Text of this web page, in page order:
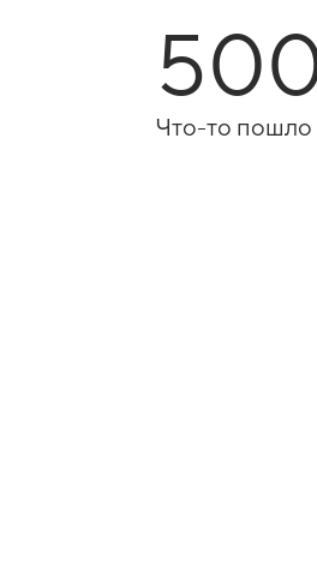
Что-то пошло